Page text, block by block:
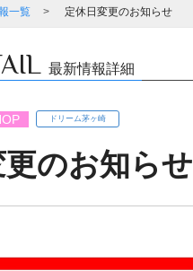
一覧 定休日変更のお知らせ
最新情報詳細
ドリーム茅ヶ崎
のお知らせ